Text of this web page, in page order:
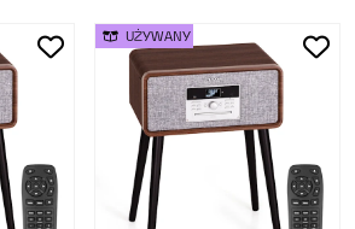
UŻYWANY